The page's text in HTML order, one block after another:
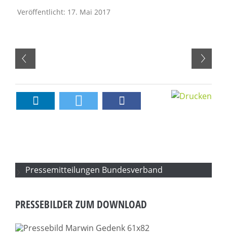
Veröffentlicht: 17. Mai 2017
Pressemitteilungen Bundesverband
PRESSEBILDER ZUM DOWNLOAD